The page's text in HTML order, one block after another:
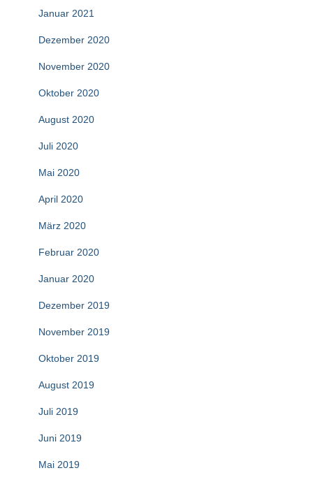
Januar 2021
Dezember 2020
November 2020
Oktober 2020
August 2020
Juli 2020
Mai 2020
April 2020
März 2020
Februar 2020
Januar 2020
Dezember 2019
November 2019
Oktober 2019
August 2019
Juli 2019
Juni 2019
Mai 2019